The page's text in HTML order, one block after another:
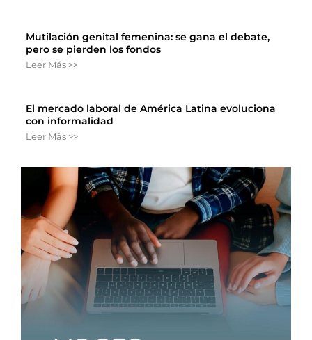
Mutilación genital femenina: se gana el debate,
pero se pierden los fondos
Leer Más >>
El mercado laboral de América Latina evoluciona
con informalidad
Leer Más >>